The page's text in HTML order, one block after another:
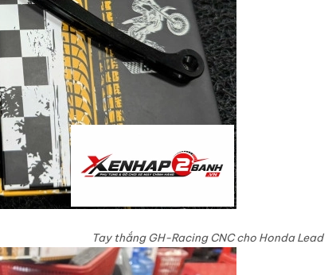
Tay thắng GH-Racing CNC cho Honda Lead